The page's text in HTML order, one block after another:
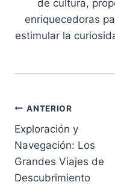
de cultura,
enriquecedoras
estimular la
Navegación
de
entradas
ANTERIOR
Exploración y
Navegación: Los
Grandes Viajes de
Descubrimiento